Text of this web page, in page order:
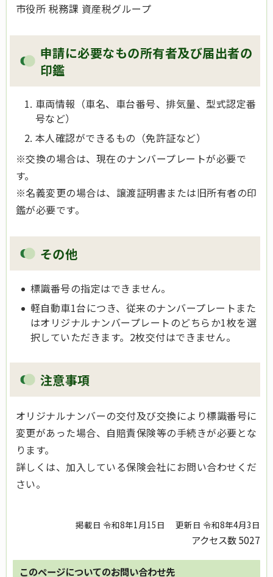
市役所 税務課 資産税グループ
申請に必要なもの所有者及び届出者の
印鑑
車両情報（車名、車台番号、排気量、型式認定番
号など）
本人確認ができるもの（免許証など）
※交換の場合は、現在のナンバープレートが必要で
す。
※名義変更の場合は、譲渡証明書または旧所有者の印
鑑が必要です。
その他
標識番号の指定はできません。
軽自動車1台につき、従来のナンバープレートまた
はオリジナルナンバープレートのどちらか1枚を選
択していただきます。2枚交付はできません。
注意事項
オリジナルナンバーの交付及び交換により標識番号に
変更があった場合、自賠責保険等の手続きが必要とな
ります。
詳しくは、加入している保険会社にお問い合わせくだ
さい。
掲載日 令和8年1月15日 更新日 令和8年4月3日
アクセス数5027
このページについてのお問い合わせ先